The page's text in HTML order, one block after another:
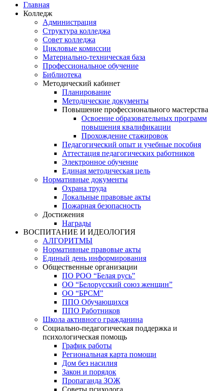
Главная
Колледж
Администрация
Структура колледжа
Совет колледжа
Цикловые комиссии
Материально-техническая база
Профессиональное обучение
Библиотека
Методический кабинет
Планирование
Методические документы
Повышение профессионального мастерства
Освоение образовательных программ
повышения квалификации
Прохождение стажировок
Педагогический опыт и учебные пособия
Аттестация педагогических работников
Электронное обучение
Единая методическая цель
Нормативные документы
Охрана труда
Локальные правовые акты
Пожарная безопасность
Достижения
Награды
ВОСПИТАНИЕ И ИДЕОЛОГИЯ
АЛГОРИТМЫ
Нормативные правовые акты
Единый день информирования
Общественные организации
ПО РОО “Белая русь”
ОО “Белорусский союз женщин”
ОО “БРСМ”
ППО Обучающихся
ППО Работников
Школа активного гражданина
Социально-педагогическая поддержка и
психологическая помощь
График работы
Региональная карта помощи
Дом без насилия
Закон и порядок
Пропаганда ЗОЖ
Советы психолога